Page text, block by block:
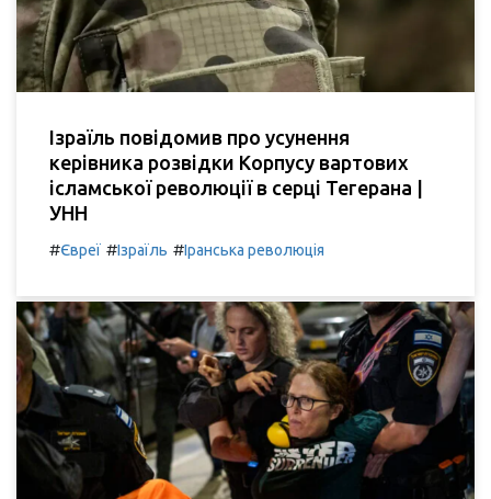
Ізраїль повідомив про усунення
керівника розвідки Корпусу вартових
ісламської революції в серці Тегерана |
УНН
#Євреї #Ізраїль #Іранська революція